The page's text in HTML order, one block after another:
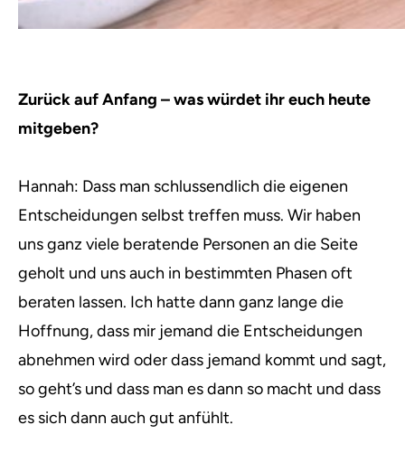
Zurück auf Anfang – was würdet ihr euch heute
mitgeben?
Hannah: Dass man schlussendlich die eigenen
Entscheidungen selbst treffen muss. Wir haben
uns ganz viele beratende Personen an die Seite
geholt und uns auch in bestimmten Phasen oft
beraten lassen. Ich hatte dann ganz lange die
Hoffnung, dass mir jemand die Entscheidungen
abnehmen wird oder dass jemand kommt und sagt,
so geht’s und dass man es dann so macht und dass
es sich dann auch gut anfühlt.